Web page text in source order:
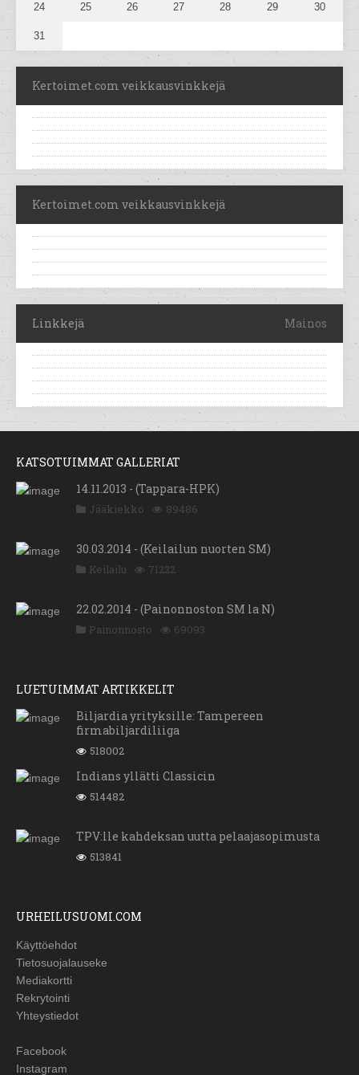
24 25 26 27 28 29 30
31
Kertoimet.com veikkausvinkkejä
Kertoimet.com veikkausvinkkejä
Linkkejä Mainos
KATSOTUIMMAT GALLERIAT
14.11.2013 - (Tappara-HPK)
Jääkiekko 89486
30.03.2014 - (Keilailun nuorten SM)
Keilailu 71222
22.02.2014 - (Painonnoston SM la N)
Painonnosto 69093
LUETUIMMAT ARTIKKELIT
Biljardia yrityksille: Tampereen
firmabiljardiliiga
518002
Indians yllätti Classicin
514482
TPV:lle kahdeksan uutta pelaajasopimusta
513841
URHEILUSUOMI.COM
Käyttöehdot
Tietosuojalauseke
Mediakortti
Rekrytointi
Yhteystiedot
Facebook
Instagram